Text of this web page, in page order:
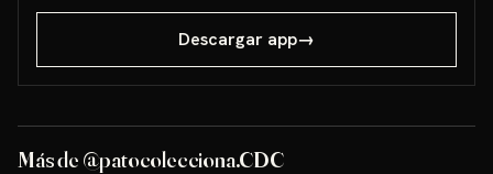
Descargar app→
Más de @patocolecciona.CDC